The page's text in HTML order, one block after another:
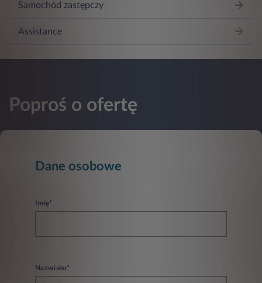
Samochód zastępczy
Assistance
Poproś o ofertę
Dane osobowe
Imię*
Nazwisko*